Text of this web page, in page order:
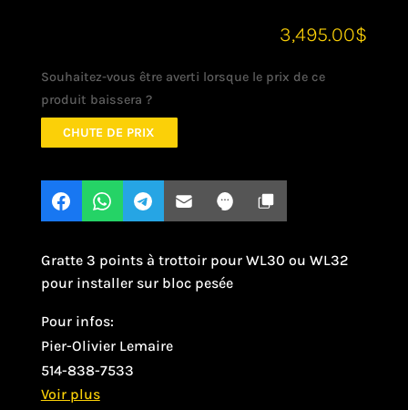
3,495.00$
Souhaitez-vous être averti lorsque le prix de ce
produit baissera ?
CHUTE DE PRIX
Gratte 3 points à trottoir pour WL30 ou WL32
pour installer sur bloc pesée
Pour infos:
Pier-Olivier Lemaire
514-838-7533